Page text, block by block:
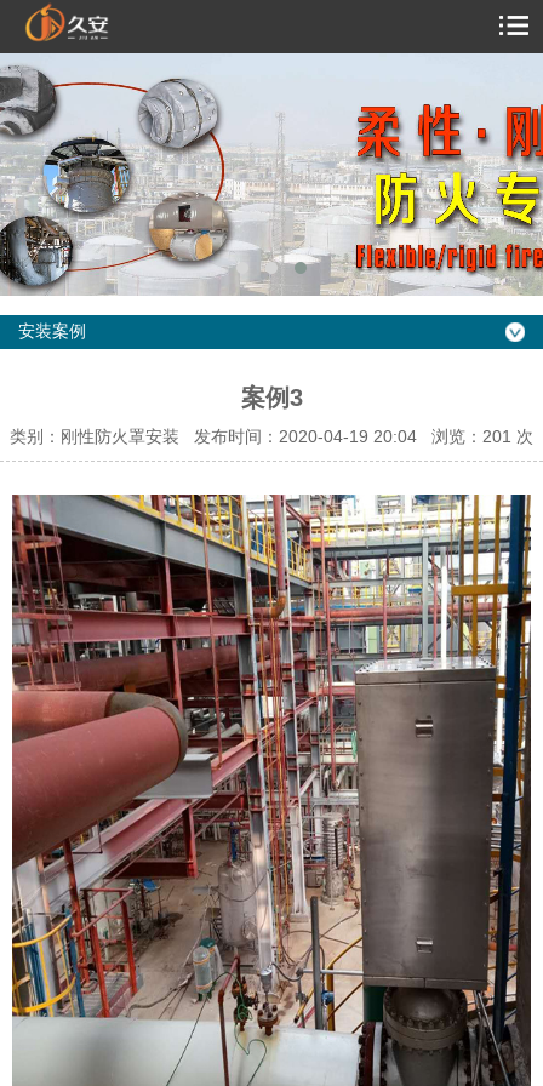
安装案例
案例3
类别：刚性防火罩安装 发布时间：2020-04-19 20:04 浏览： 201 次